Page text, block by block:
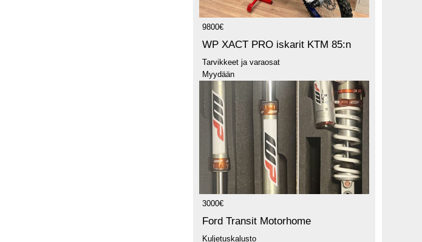
9800€
WP XACT PRO iskarit KTM 85:n
Tarvikkeet ja varaosat
Myydään
3000€
Ford Transit Motorhome
Kuljetuskalusto